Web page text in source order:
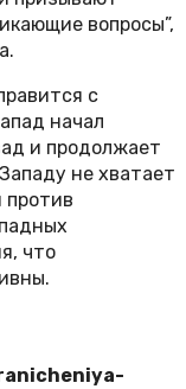
вопросы”,
с
начал
и продолжает
не хватает
против
что